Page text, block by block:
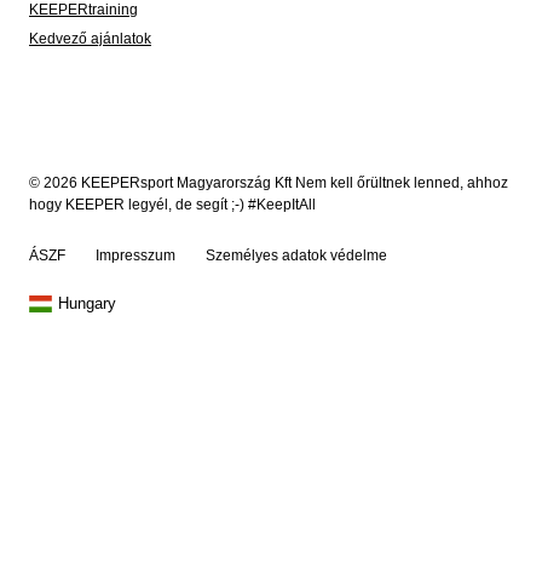
KEEPERtraining
Kedvező ajánlatok
© 2026 KEEPERsport Magyarország Kft Nem kell őrültnek lenned, ahhoz
hogy KEEPER legyél, de segít ;-) #KeepItAll
ÁSZF Impresszum Személyes adatok védelme
Hungary